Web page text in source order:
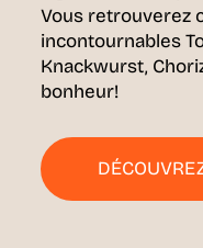
Vous retrouverez
incontournables
Knackwurst,
bonheur!